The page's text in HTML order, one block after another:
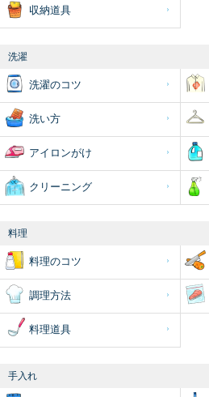
収納道具
洗濯
洗濯のコツ
洗い方
アイロンがけ
クリーニング
料理
料理のコツ
調理方法
料理道具
手入れ